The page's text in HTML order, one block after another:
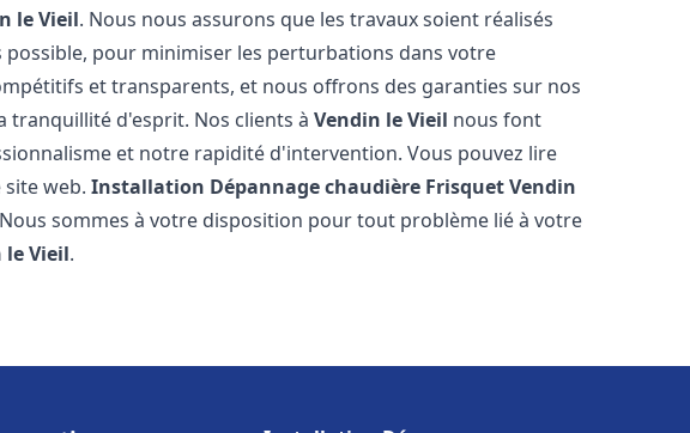
le Vieil. Nous nous assurons que les travaux soient réalisés
possible, pour minimiser les perturbations dans votre
et transparents, et nous offrons des garanties sur nos
tranquillité d'esprit. Nos clients àVendin le Vieil nous font
et notre rapidité d'intervention. Vous pouvez lire
site web.Installation Dépannage chaudière FrisquetVendin
sommes à votre disposition pour tout problème lié à votre
le Vieil.